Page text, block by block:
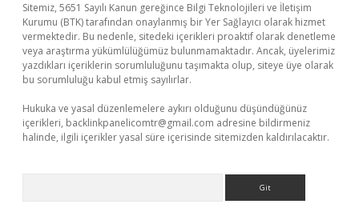
Sitemiz, 5651 Sayılı Kanun gereğince Bilgi Teknolojileri ve İletişim
Kurumu (BTK) tarafından onaylanmış bir Yer Sağlayıcı olarak hizmet
vermektedir. Bu nedenle, sitedeki içerikleri proaktif olarak denetleme
veya araştırma yükümlülüğümüz bulunmamaktadır. Ancak, üyelerimiz
yazdıkları içeriklerin sorumluluğunu taşımakta olup, siteye üye olarak
bu sorumluluğu kabul etmiş sayılırlar.
Hukuka ve yasal düzenlemelere aykırı olduğunu düşündüğünüz
içerikleri, backlinkpanelicomtr@gmail.com adresine bildirmeniz
halinde, ilgili içerikler yasal süre içerisinde sitemizden kaldırılacaktır.